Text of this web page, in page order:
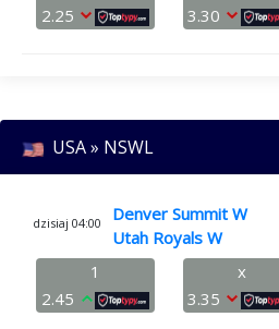
2.25
3.30
USA » NSWL
dzisiaj 04:00
Denver Summit W
Utah Royals W
1
2.45
x
3.35